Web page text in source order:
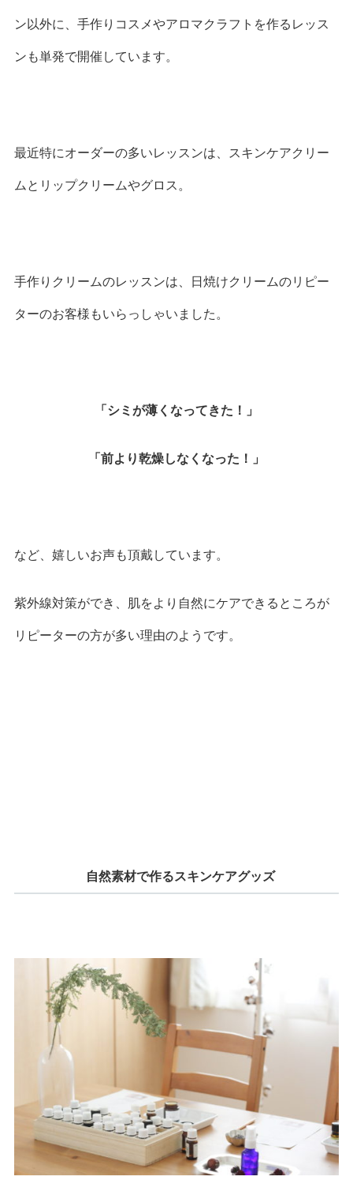
ン以外に、手作りコスメやアロマクラフトを作るレッス
ンも単発で開催しています。
最近特にオーダーの多いレッスンは、スキンケアクリー
ムとリップクリームやグロス。
手作りクリームのレッスンは、日焼けクリームのリピー
ターのお客様もいらっしゃいました。
「シミが薄くなってきた！」
「前より乾燥しなくなった！」
など、嬉しいお声も頂戴しています。
紫外線対策ができ、肌をより自然にケアできるところが
リピーターの方が多い理由のようです。
自然素材で作るスキンケアグッズ